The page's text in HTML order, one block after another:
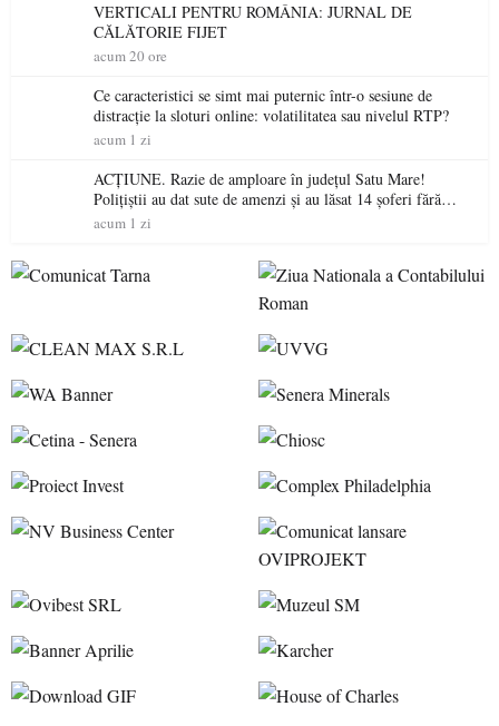
VERTICALI PENTRU ROMÂNIA: JURNAL DE
CĂLĂTORIE FIJET
acum 20 ore
Ce caracteristici se simt mai puternic într-o sesiune de
distracție la sloturi online: volatilitatea sau nivelul RTP?
acum 1 zi
ACȚIUNE. Razie de amploare în județul Satu Mare!
Polițiștii au dat sute de amenzi și au lăsat 14 șoferi fără
permis într-o singură zi
acum 1 zi